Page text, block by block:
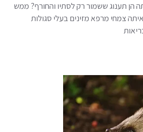
תענוג ששמור רק לסתיו והחורף? ממש
צמחי מרפא מזינים בעלי סגולות